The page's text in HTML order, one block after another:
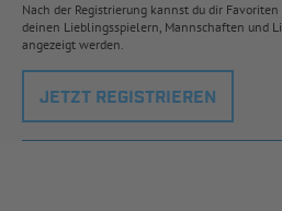
Nach der Registrierung kannst du dir
deinen Lieblingsspielern, Mannschaften und
angezeigt werden.
JETZT REGISTRIEREN